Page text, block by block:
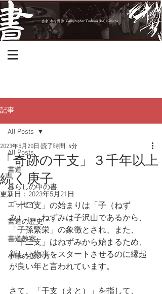
記事
All Posts
書道
暮らしの中の書
エッセイ
書道の歴史
書道教室
小筆の扱い方
All Posts
「奇跡の干支」３千年以上
続く庚子
2023年5月20日 読了時間: 4分
更新日： 2023年5月21日
「十二支」の始まりは「子（ねず
み）」。ねずみは子沢山であるから、
「子孫繁栄」の象徴とされ、また、
「十二支」はねずみから始まるため、
新しい物事をスタートさせるのに縁起
が良い年と言われています。
さて、「干支（えと）」を指して、